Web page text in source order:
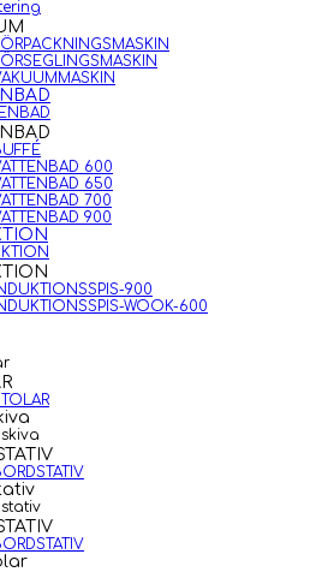
600
650
700
900
900
WOOK-600